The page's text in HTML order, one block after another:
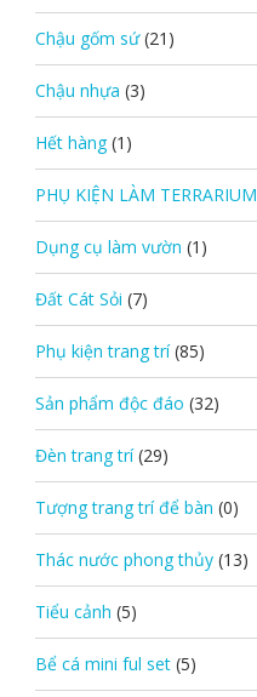
Chậu gốm sứ (21)
Chậu nhựa (3)
Hết hàng (1)
PHỤ KIỆN LÀM TERRARIUM
Dụng cụ làm vườn (1)
Đất Cát Sỏi (7)
Phụ kiện trang trí (85)
Sản phẩm độc đáo (32)
Đèn trang trí (29)
Tượng trang trí để bàn (0)
Thác nước phong thủy (13)
Tiểu cảnh (5)
Bể cá mini ful set (5)